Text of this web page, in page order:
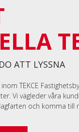
ATT LYSSNA
TEKCE
Vi vägleder våra
och komma till